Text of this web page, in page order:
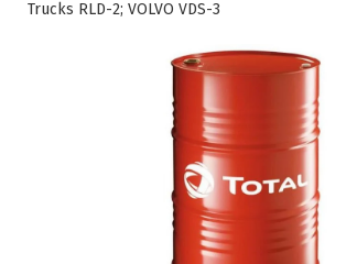
Trucks RLD-2; VOLVO VDS-3